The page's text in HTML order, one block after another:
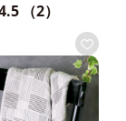
（2）